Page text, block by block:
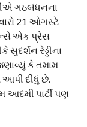
ગઠબંધનના
21 ઓગસ્ટે
એક પ્રેસ
સુદર્શન રેડ્ડીના
કે તમામ
દીધું છે.
પાર્ટી પણ